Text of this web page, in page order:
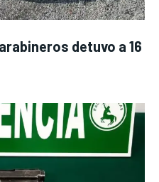
detuvo a 16